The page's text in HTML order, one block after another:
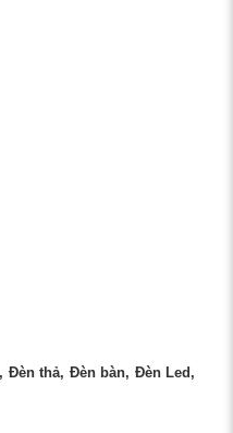
Đèn thả Đèn bàn
Đèn Led